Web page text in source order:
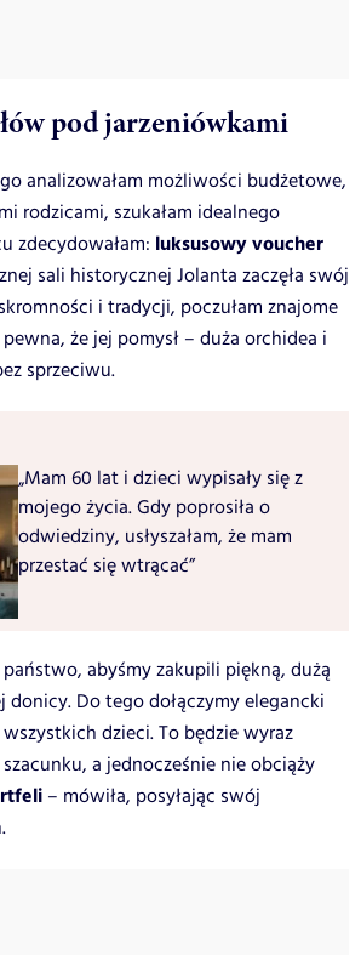
pod jarzeniówkami
analizowałam możliwości budżetowe,
rodzicami, szukałam idealnego
zdecydowałam: luksusowy voucher
sali historycznej Jolanta zaczęła swój
i tradycji, poczułam znajome
że jej pomysł – duża orchidea i
sprzeciwu.
„Mam 60 lat i dzieci wypisały się z
mojego życia. Gdy poprosiła o
odwiedziny, usłyszałam, że mam
przestać się wtrącać”
abyśmy zakupili piękną, dużą
Do tego dołączymy elegancki
dzieci. To będzie wyraz
a jednocześnie nie obciąży
– mówiła, posyłając swój